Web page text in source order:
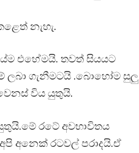
නැහැ.
එහේමයි. තවත් සියයට
ගැනීමටයි .බොහෝම සුලු
විය යුතුයි.
රටේ අවභාවිතය
අනෙක් රටවල් පරාදයි.ඒ